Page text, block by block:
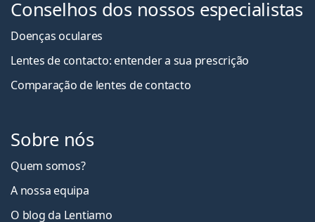
Conselhos dos nossos especialistas
Doenças oculares
Lentes de contacto: entender a sua prescrição
Comparação de lentes de contacto
Sobre nós
Quem somos?
A nossa equipa
O blog da Lentiamo